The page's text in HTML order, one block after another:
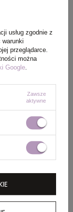
cm
usług zgodnie z
przeglądarce.
można
Google.
Zawsze
aktywne